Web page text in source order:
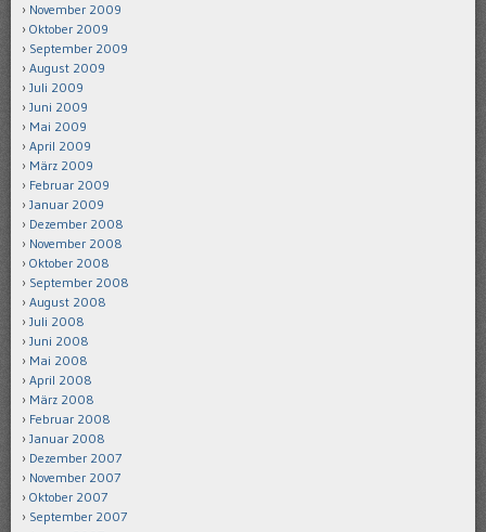
November 2009
Oktober 2009
September 2009
August 2009
Juli 2009
Juni 2009
Mai 2009
April 2009
März 2009
Februar 2009
Januar 2009
Dezember 2008
November 2008
Oktober 2008
September 2008
August 2008
Juli 2008
Juni 2008
Mai 2008
April 2008
März 2008
Februar 2008
Januar 2008
Dezember 2007
November 2007
Oktober 2007
September 2007